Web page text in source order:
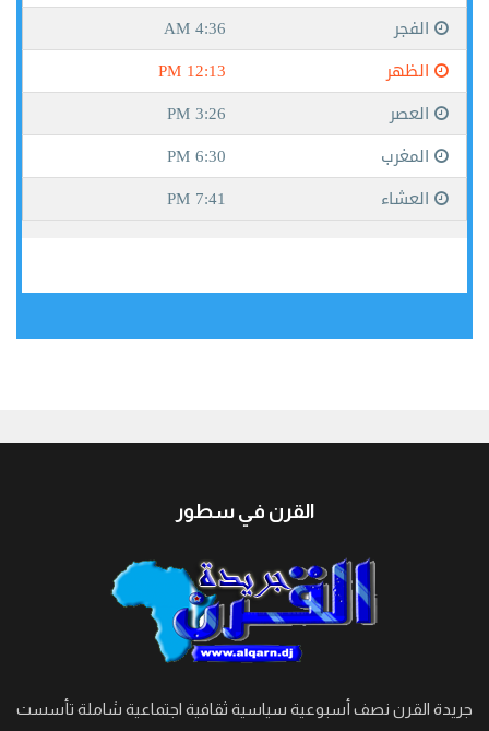
القرن في سطور
جريدة القرن نصف أسبوعية سياسية ثقافية اجتماعية شاملة تأسست